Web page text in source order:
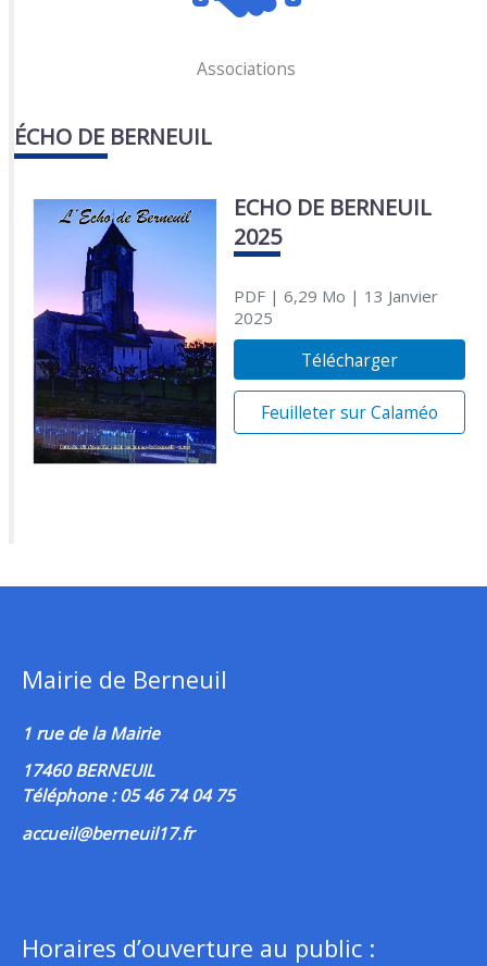
Associations
ÉCHO DE BERNEUIL
ECHO DE BERNEUIL
2025
PDF| 6,29 Mo | 13 Janvier
2025
Télécharger
Feuilleter sur Calaméo
Mairie de Berneuil
1 rue de la Mairie
17460 BERNEUIL
Téléphone : 05 46 74 04 75
accueil@berneuil17.fr
Horaires d’ouverture au public :